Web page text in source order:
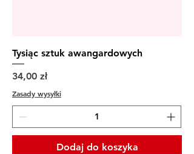
Tysiąc sztuk awangardowych
Cena
34,00 zł
Zasady wysyłki
Dodaj do koszyka